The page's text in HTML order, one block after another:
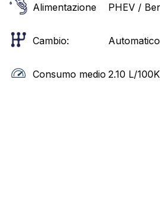
Alimentazione PHEV /
Cambio:
Consumo medio 2.10 L/